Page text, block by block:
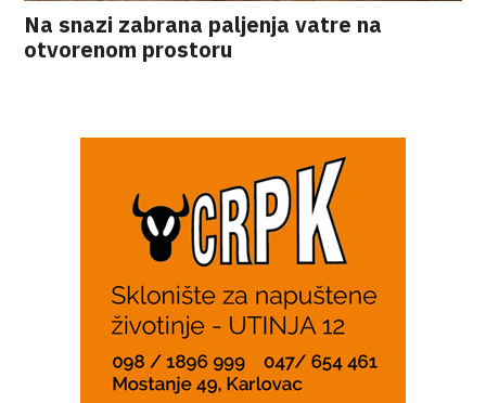
Na snazi zabrana paljenja vatre na
otvorenom prostoru